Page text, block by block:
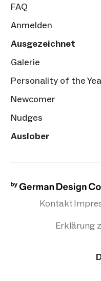
FAQ
Anmelden
Ausgezeichnet
Galerie
Personality of the
Newcomer
Nudges
Auslober
Kontakt
Erklärung